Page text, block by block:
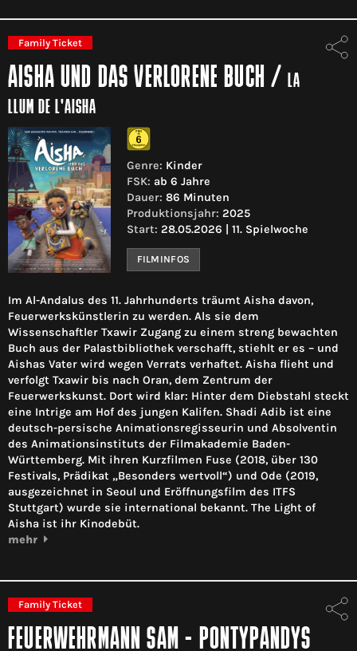
Family Ticket
AISHA UND DAS VERLORENE BUCH /LA
LLUM DE L'AISHA
Genre: Kinder
FSK: ab 6 Jahre
Dauer: 86 Minuten
Produktionsjahr: 2025
Start: 28.05.2026 | 11. Spielwoche
FILMINFOS
Im Al-Andalus des 11. Jahrhunderts träumt Aisha davon,
Feuerwerkskünstlerin zu werden. Als sie dem
Wissenschaftler Txawir Zugang zu einem streng bewachten
Buch aus der Palastbibliothek verschafft, stiehlt er es – und
Aishas Vater wird wegen Verrats verhaftet. Aisha flieht und
verfolgt Txawir bis nach Oran, dem Zentrum der
Feuerwerkskunst. Dort wird klar: Hinter dem Diebstahl steckt
eine Intrige am Hof des jungen Kalifen. Shadi Adib ist eine
deutsch-persische Animationsregisseurin und Absolventin
des Animationsinstituts der Filmakademie Baden-
Württemberg. Mit ihren Kurzfilmen Fuse (2018, über 130
Festivals, Prädikat „Besonders wertvoll“) und Ode (2019,
ausgezeichnet in Seoul und Eröffnungsfilm des ITFS
Stuttgart) wurde sie international bekannt. The Light of
Aisha ist ihr Kinodebüt.
mehr
Family Ticket
FEUERWEHRMANN SAM - PONTYPANDYS